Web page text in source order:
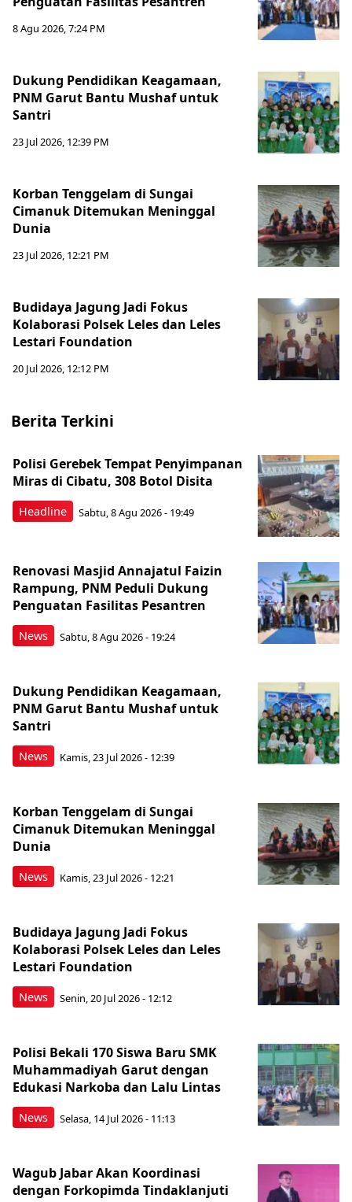
8 Agu 2026, 7:24 PM
Dukung Pendidikan Keagamaan,
PNM Garut Bantu Mushaf untuk
Santri
23 Jul 2026, 12:39 PM
Korban Tenggelam di Sungai
Cimanuk Ditemukan Meninggal
Dunia
23 Jul 2026, 12:21 PM
Budidaya Jagung Jadi Fokus
Kolaborasi Polsek Leles dan Leles
Lestari Foundation
20 Jul 2026, 12:12 PM
Berita Terkini
Headline
Polisi Gerebek Tempat Penyimpanan
Miras di Cibatu, 308 Botol Disita
Sabtu, 8 Agu 2026 - 19:49
News
Renovasi Masjid Annajatul Faizin
Rampung, PNM Peduli Dukung
Penguatan Fasilitas Pesantren
Sabtu, 8 Agu 2026 - 19:24
News
Dukung Pendidikan Keagamaan,
PNM Garut Bantu Mushaf untuk
Santri
Kamis, 23 Jul 2026 - 12:39
News
Korban Tenggelam di Sungai
Cimanuk Ditemukan Meninggal
Dunia
Kamis, 23 Jul 2026 - 12:21
News
Budidaya Jagung Jadi Fokus
Kolaborasi Polsek Leles dan Leles
Lestari Foundation
Senin, 20 Jul 2026 - 12:12
News
Polisi Bekali 170 Siswa Baru SMK
Muhammadiyah Garut dengan
Edukasi Narkoba dan Lalu Lintas
Selasa, 14 Jul 2026 - 11:13
Wagub Jabar Akan Koordinasi
dengan Forkopimda Tindaklanjuti